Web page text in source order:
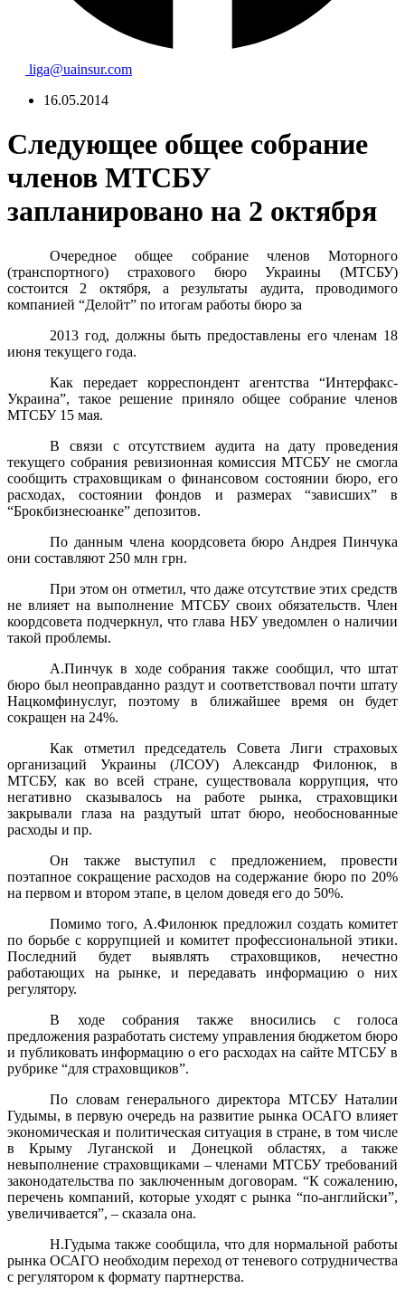
liga@uainsur.com
16.05.2014
Следующее общее собрание
членов МТСБУ
запланировано на 2 октября
Очередное общее собрание членов Моторного
(транспортного) страхового бюро Украины (МТСБУ)
состоится 2 октября, а результаты аудита, проводимого
компанией “Делойт” по итогам работы бюро за
2013 год, должны быть предоставлены его членам 18
июня текущего года.
Как передает корреспондент агентства “Интерфакс-
Украина”, такое решение приняло общее собрание членов
МТСБУ 15 мая.
В связи с отсутствием аудита на дату проведения
текущего собрания ревизионная комиссия МТСБУ не смогла
сообщить страховщикам о финансовом состоянии бюро, его
расходах, состоянии фондов и размерах “зависших” в
“Брокбизнесюанке” депозитов.
По данным члена коордсовета бюро Андрея Пинчука
они составляют 250 млн грн.
При этом он отметил, что даже отсутствие этих средств
не влияет на выполнение МТСБУ своих обязательств. Член
коордсовета подчеркнул, что глава НБУ уведомлен о наличии
такой проблемы.
А.Пинчук в ходе собрания также сообщил, что штат
бюро был неоправданно раздут и соответствовал почти штату
Нацкомфинуслуг, поэтому в ближайшее время он будет
сокращен на 24%.
Как отметил председатель Cовета Лиги страховых
организаций Украины (ЛСОУ) Александр Филонюк, в
МТСБУ, как во всей стране, существовала коррупция, что
негативно сказывалось на работе рынка, страховщики
закрывали глаза на раздутый штат бюро, необоснованные
расходы и пр.
Он также выступил с предложением, провести
поэтапное сокращение расходов на содержание бюро по 20%
на первом и втором этапе, в целом доведя его до 50%.
Помимо того, А.Филонюк предложил создать комитет
по борьбе с коррупцией и комитет профессиональной этики.
Последний будет выявлять страховщиков, нечестно
работающих на рынке, и передавать информацию о них
регулятору.
В ходе собрания также вносились с голоса
предложения разработать систему управления бюджетом бюро
и публиковать информацию о его расходах на сайте МТСБУ в
рубрике “для страховщиков”.
По словам генерального директора МТСБУ Наталии
Гудымы, в первую очередь на развитие рынка ОСАГО влияет
экономическая и политическая ситуация в стране, в том числе
в Крыму Луганской и Донецкой областях, а также
невыполнение страховщиками – членами МТСБУ требований
законодательства по заключенным договорам. “К сожалению,
перечень компаний, которые уходят с рынка “по-английски”,
увеличивается”, – сказала она.
Н.Гудыма также сообщила, что для нормальной работы
рынка ОСАГО необходим переход от теневого сотрудничества
с регулятором к формату партнерства.